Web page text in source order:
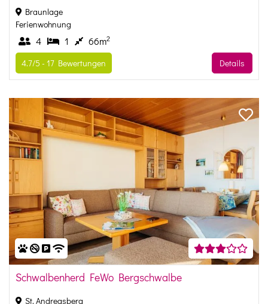
Braunlage
Ferienwohnung
4 1 66m2
Details
4.7/5 - 17 Bewertungen
Schwalbenherd FeWo Bergschwalbe
St. Andreasberg